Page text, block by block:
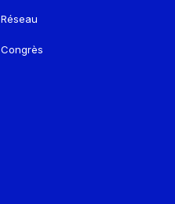
Réseau
Congrès